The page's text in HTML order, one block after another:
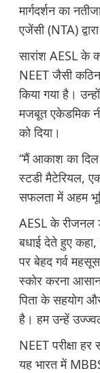
मार्गदर्शन का
एजेंसी (NTA)
सारांश AESL के
NEET जैसी कठिन
किया गया है।
मजबूत एकेडमिक
को दिया।
“मैं आकाश का
स्टडी मैटेरियल,
सफलता में अहम
AESL के रीजनल
बधाई देते हुए
पर बेहद गर्व
स्कोर करना
पिता के सहयोग
है। हम उन्हें
NEET परीक्षा
यह भारत में